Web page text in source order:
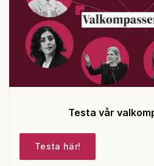
Testa vår
Testa här!